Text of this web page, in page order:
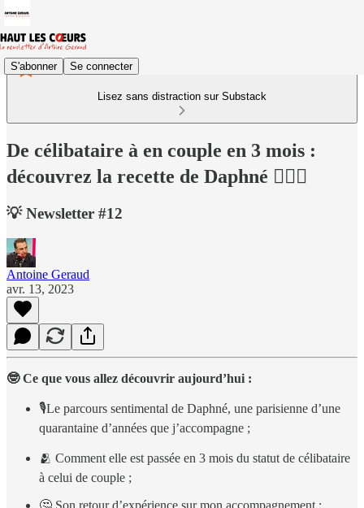
S'abonner Se connecter
Lisez sans distraction sur Substack
De célibataire à en couple en 3 mois :
découvrez la recette de Daphné 👩‍❤️‍👨
💡 Newsletter #12
Antoine Geraud
avr. 13, 2023
🤓 Ce que vous allez découvrir aujourd’hui :
🎙Le parcours sentimental de Daphné, une parisienne d’une
quarantaine d’années que j’accompagne ;
🫂 Comment elle est passée en 3 mois du statut de célibataire
à celui de couple ;
🤔 Son retour d’expérience sur mon accompagnement ;